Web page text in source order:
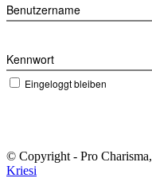
Benutzername
Kennwort
Eingeloggt bleiben
© Copyright - Pro
Kriesi